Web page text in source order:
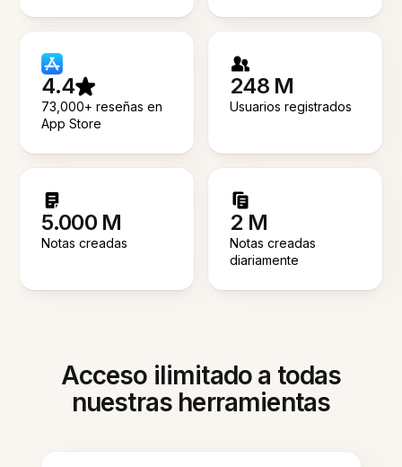
4.4
73,000+ reseñas en
App Store
248 M
Usuarios registrados
5.000 M
Notas creadas
2 M
Notas creadas
diariamente
Acceso ilimitado a todas
nuestras herramientas